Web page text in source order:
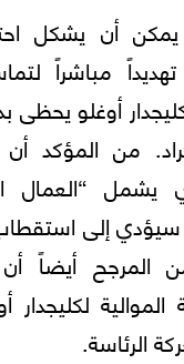
أن يشكل
مباشراً
أوغلو يحظى
من المؤكد أن
يشمل “العمال
سيؤدي إلى
المرجح أيضاً
لكليجدار
الرئاسة.